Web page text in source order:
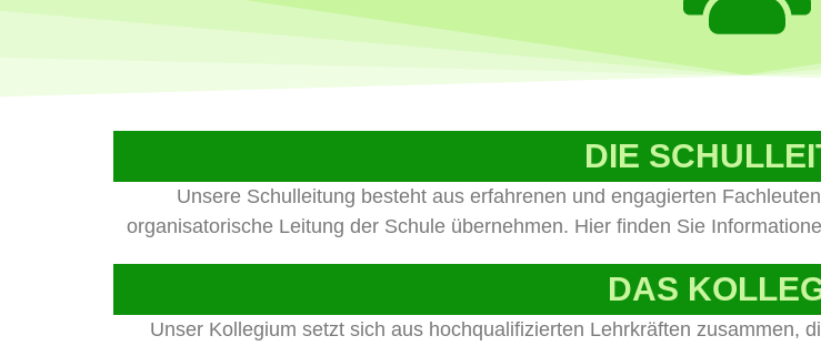
DIE
Unsere Schulleitung besteht aus erfahrenen und engagierten
organisatorische Leitung der Schule übernehmen. Hier finden Sie
DAS
Unser Kollegium setzt sich aus hochqualifizierten Lehrkräften zusammen,